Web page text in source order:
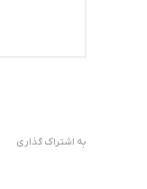
به اشتراک گذاری